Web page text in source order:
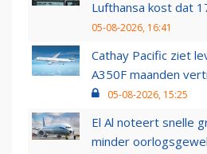
Lufthansa kost dat
05-08-2026, 16:41
Cathay Pacific ziet
A350F maanden
05-08-2026, 15:25
El Al noteert snelle
minder